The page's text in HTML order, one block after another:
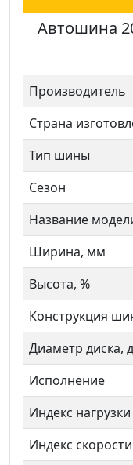
Автошина
Производитель
Страна
Тип шины
Сезон
Название
Ширина, мм
Высота, %
Конструкция
Диаметр диска,
Исполнение
Индекс нагрузки
Индекс скорости